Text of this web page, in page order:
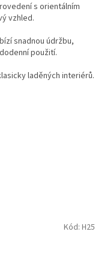
s orientálním
vzhled.
snadnou údržbu,
použití.
laděných interiérů.
Kód: H25